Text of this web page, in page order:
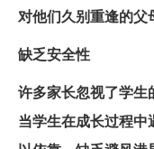
对他们久别重逢的父
缺乏安全性
许多家长忽视了学生
当学生在成长过程